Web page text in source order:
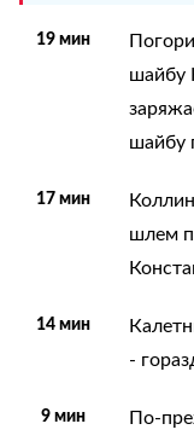
19 мин
шайбу
шайбу
17 мин
шлем
14 мин
-
9 мин
По-